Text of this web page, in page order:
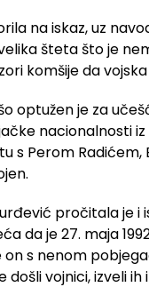
na iskaz, uz
šteta što je
komšije da
optužen je za
nacionalnosti iz
s Perom
pročitala je i
da je 27. maja
s nenom
došli vojnici, izveli